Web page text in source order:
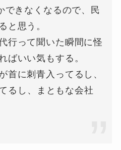
できなくなるので、民
と思う。
行って聞いた瞬間に怪
ばいい気もする。
首に刺青入ってるし、
るし、まともな会社